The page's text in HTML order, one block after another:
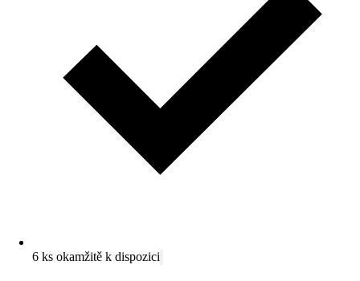
6 ks okamžitě k dispozici